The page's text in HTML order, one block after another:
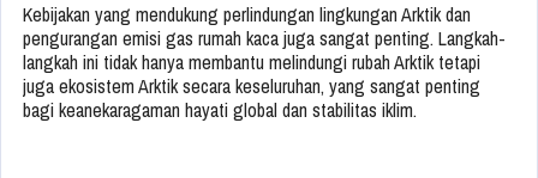
Kebijakan yang mendukung perlindungan lingkungan Arktik dan
pengurangan emisi gas rumah kaca juga sangat penting. Langkah-
langkah ini tidak hanya membantu melindungi rubah Arktik tetapi
juga ekosistem Arktik secara keseluruhan, yang sangat penting
bagi keanekaragaman hayati global dan stabilitas iklim.